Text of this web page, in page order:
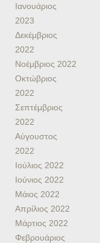
Ιανουάριος
2023
Δεκέμβριος
2022
Νοέμβριος 2022
Οκτώβριος
2022
Σεπτέμβριος
2022
Αύγουστος
2022
Ιούλιος 2022
Ιούνιος 2022
Μάιος 2022
Απρίλιος 2022
Μάρτιος 2022
Φεβρουάριος